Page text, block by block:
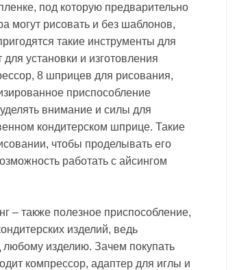
под которую предварительно
могут рисовать и без шаблонов,
такие инструменты для
установки и изготовления
8 шприцев для рисования,
приспособление
внимание и силы для
кондитерском шприце. Такие
чтобы проделывать его
работать с айсингом
– также полезное приспособление,
изделий, ведь
изделию. Зачем покупать
компрессор, адаптер для иглы и